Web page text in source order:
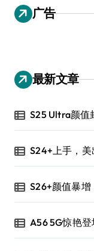
广告
最新文章
S25 Ultra颜值
S24+上手，美
S26+颜值暴
A56 5G惊艳登